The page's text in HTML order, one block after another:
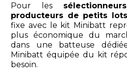
Pour les
producteurs de petits lots
fixe avec le kit Minibatt
plus économique du
dans une batteuse
Minibatt équipée du kit
besoin.